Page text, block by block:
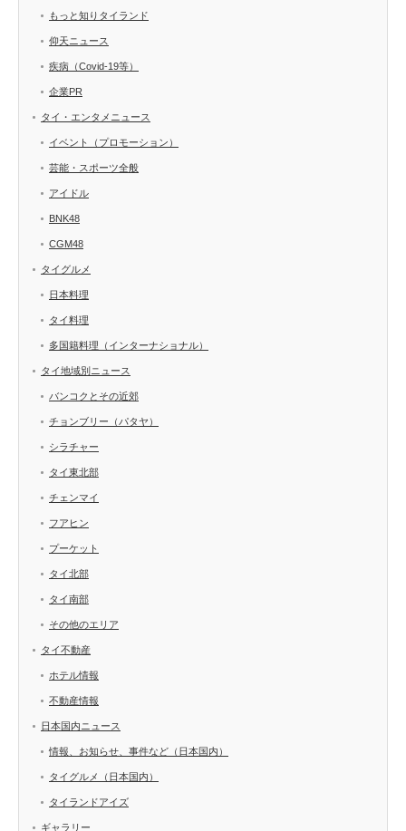
もっと知りタイランド
仰天ニュース
疾病（Covid-19等）
企業PR
タイ・エンタメニュース
イベント（プロモーション）
芸能・スポーツ全般
アイドル
BNK48
CGM48
タイグルメ
日本料理
タイ料理
多国籍料理（インターナショナル）
タイ地域別ニュース
バンコクとその近郊
チョンブリー（パタヤ）
シラチャー
タイ東北部
チェンマイ
フアヒン
プーケット
タイ北部
タイ南部
その他のエリア
タイ不動産
ホテル情報
不動産情報
日本国内ニュース
情報、お知らせ、事件など（日本国内）
タイグルメ（日本国内）
タイランドアイズ
ギャラリー